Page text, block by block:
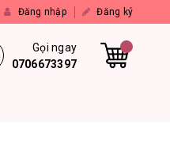
Đăng nhập Đăng ký
Gọi ngay
0706673397